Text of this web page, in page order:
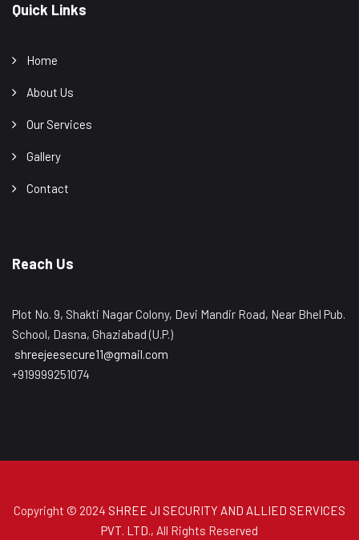
Quick Links
Home
About Us
Our Services
Gallery
Contact
Reach Us
Plot No. 9, Shakti Nagar Colony, Devi Mandir Road, Near Bhel Pub.
School, Dasna, Ghaziabad (U.P.)
shreejeesecure11@gmail.com
+919999251074
Copyright © 2024 SHREE JI SECURITY AND ALLIED SERVICES
PVT. LTD., All Rights Reserved